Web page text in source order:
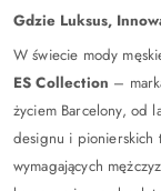
Gdzie Luksus,
W świecie mody
ES Collection –
życiem Barcelony, od
designu i pionierskich
wymagających